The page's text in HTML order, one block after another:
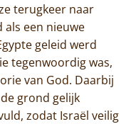
terugkeer naar
als een nieuwe
geleid werd
tegenwoordig was,
van God. Daarbij
grond gelijk
zodat Israël veilig